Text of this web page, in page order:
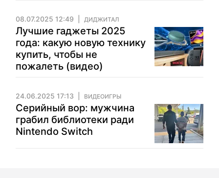
08.07.2025 12:49 ДИДЖИТАЛ
Лучшие гаджеты 2025
года: какую новую технику
купить, чтобы не
пожалеть (видео)
24.06.2025 17:13 ВИДЕОИГРЫ
Серийный вор: мужчина
грабил библиотеки ради
Nintendo Switch